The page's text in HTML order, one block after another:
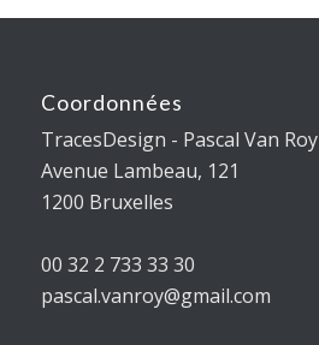
Coordonnées
TracesDesign - Pascal Van Roy
Avenue Lambeau, 121
1200 Bruxelles
00 32 2 733 33 30
pascal.vanroy@gmail.com